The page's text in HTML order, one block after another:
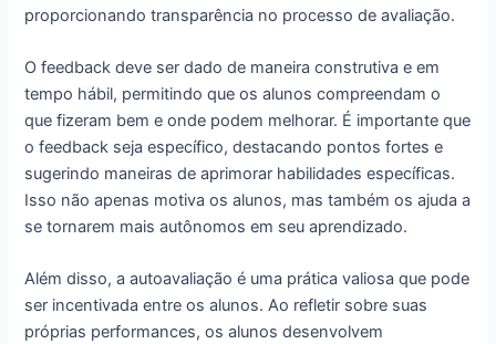
proporcionando transparência no processo de avaliação.
O feedback deve ser dado de maneira construtiva e em
tempo hábil, permitindo que os alunos compreendam o
que fizeram bem e onde podem melhorar. É importante que
o feedback seja específico, destacando pontos fortes e
sugerindo maneiras de aprimorar habilidades específicas.
Isso não apenas motiva os alunos, mas também os ajuda a
se tornarem mais autônomos em seu aprendizado.
Além disso, a autoavaliação é uma prática valiosa que pode
ser incentivada entre os alunos. Ao refletir sobre suas
próprias performances, os alunos desenvolvem